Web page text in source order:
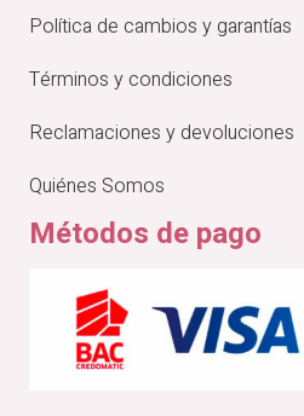
Política de cambios y garantías
Términos y condiciones
Reclamaciones y devoluciones
Quiénes Somos
Métodos de pago